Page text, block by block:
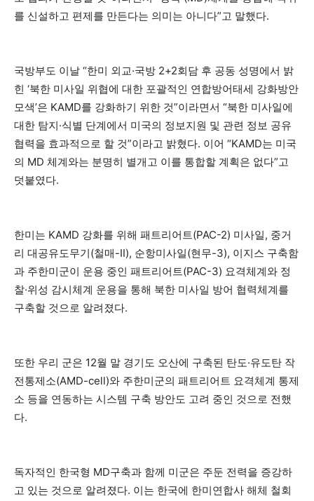
를 신설하고 편제를 만든다는 의미는 아니다”고 말했다.
국방부도 이날 “한미 외교·국방 2+2회담 후 공동 성명에서 밝
힌 ‘북한 미사일 위협에 대한 포괄적인 연합방어태세 강화방안
모색’은 KAMD를 강화하기 위한 것”이라면서 “북한 미사일에
대한 탐지·식별 단계에서 미국의 정보지원 및 관련 정보 공유
협력을 효과적으로 할 것”이라고 밝혔다. 이어 “KAMD는 미국
의 MD 체계와는 분명히 별개고 이를 통합할 계획은 없다”고
덧붙였다.
한미는 KAMD 강화를 위해 패트리어트(PAC-2) 미사일, 중거
리 대공유도무기(철매-Ⅱ), 순항미사일(현무-3), 이지스 구축함
과 주한미군이 운용 중인 패트리어트(PAC-3) 요격체계와 정
찰·위성 감시체계 운용을 통해 북한 미사일 방어 협력체계를
구축할 것으로 알려졌다.
또한 우리 군은 12월 말 경기도 오산에 구축된 탄도·유도탄 작
전통제소(AMD-cell)와 주한미군의 패트리어트 요격체계 통제
소 등을 연동하는 시스템 구축 방안도 고려 중인 것으로 전했
다.
독자적인 한국형 MD구축과 함께 미군은 주둔 전력을 증강하
고 있는 것으로 알려졌다. 이는 한국에 한미연합사 해체 철회